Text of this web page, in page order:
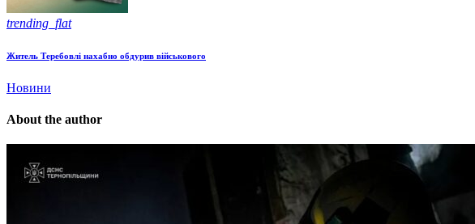
trending_flat
Житель Теребовлі нахабно обдурив військового
Новини
About the author